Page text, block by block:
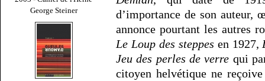
George Steiner
d’importance de son auteur,
annonce pourtant les autres
Le Loup des steppes en 1927,
Jeu des perles de verre qui
citoyen helvétique ne